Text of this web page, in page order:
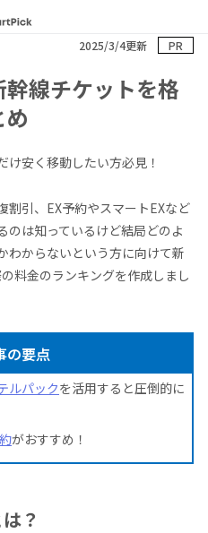
2025/3/4更新 PR
線チケットを格
安く移動したい方必見！
割引、EX予約やスマートEXなど
のは知っているけど結局どのよ
わからないという方に向けて新
料金のランキングを作成しまし
の要点
ルパックを活用すると圧倒的に
がおすすめ！
？